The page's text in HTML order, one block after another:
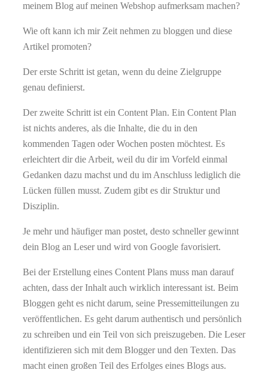
meinem Blog auf meinen Webshop aufmerksam machen?
Wie oft kann ich mir Zeit nehmen zu bloggen und diese
Artikel promoten?
Der erste Schritt ist getan, wenn du deine Zielgruppe
genau definierst.
Der zweite Schritt ist ein Content Plan. Ein Content Plan
ist nichts anderes, als die Inhalte, die du in den
kommenden Tagen oder Wochen posten möchtest. Es
erleichtert dir die Arbeit, weil du dir im Vorfeld einmal
Gedanken dazu machst und du im Anschluss lediglich die
Lücken füllen musst. Zudem gibt es dir Struktur und
Disziplin.
Je mehr und häufiger man postet, desto schneller gewinnt
dein Blog an Leser und wird von Google favorisiert.
Bei der Erstellung eines Content Plans muss man darauf
achten, dass der Inhalt auch wirklich interessant ist. Beim
Bloggen geht es nicht darum, seine Pressemitteilungen zu
veröffentlichen. Es geht darum authentisch und persönlich
zu schreiben und ein Teil von sich preiszugeben. Die Leser
identifizieren sich mit dem Blogger und den Texten. Das
macht einen großen Teil des Erfolges eines Blogs aus.